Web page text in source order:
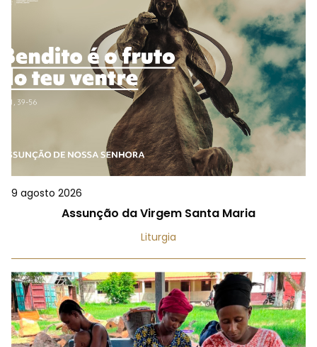
9 agosto 2026
Assunção da Virgem Santa Maria
Liturgia